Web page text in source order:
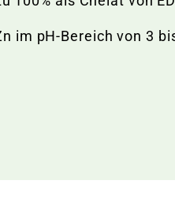
im pH-Bereich von 3